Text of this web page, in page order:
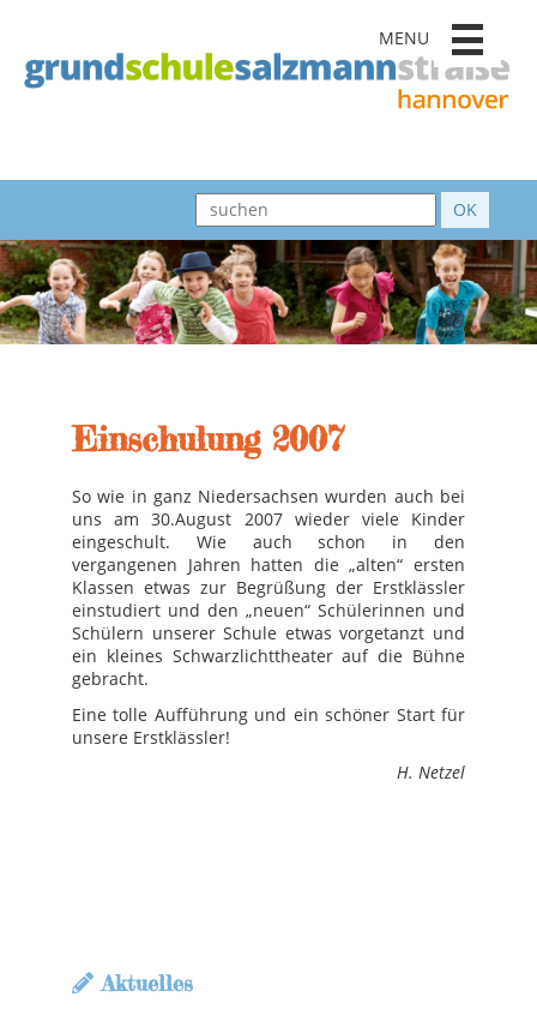
MENU
Einschulung 2007
So wie in ganz Niedersachsen wurden auch bei
uns am 30.August 2007 wieder viele Kinder
eingeschult. Wie auch schon in den
vergangenen Jahren hatten die „alten“ ersten
Klassen etwas zur Begrüßung der Erstklässler
einstudiert und den „neuen“ Schülerinnen und
Schülern unserer Schule etwas vorgetanzt und
ein kleines Schwarzlichttheater auf die Bühne
gebracht.
Eine tolle Aufführung und ein schöner Start für
unsere Erstklässler!
H. Netzel
Aktuelles